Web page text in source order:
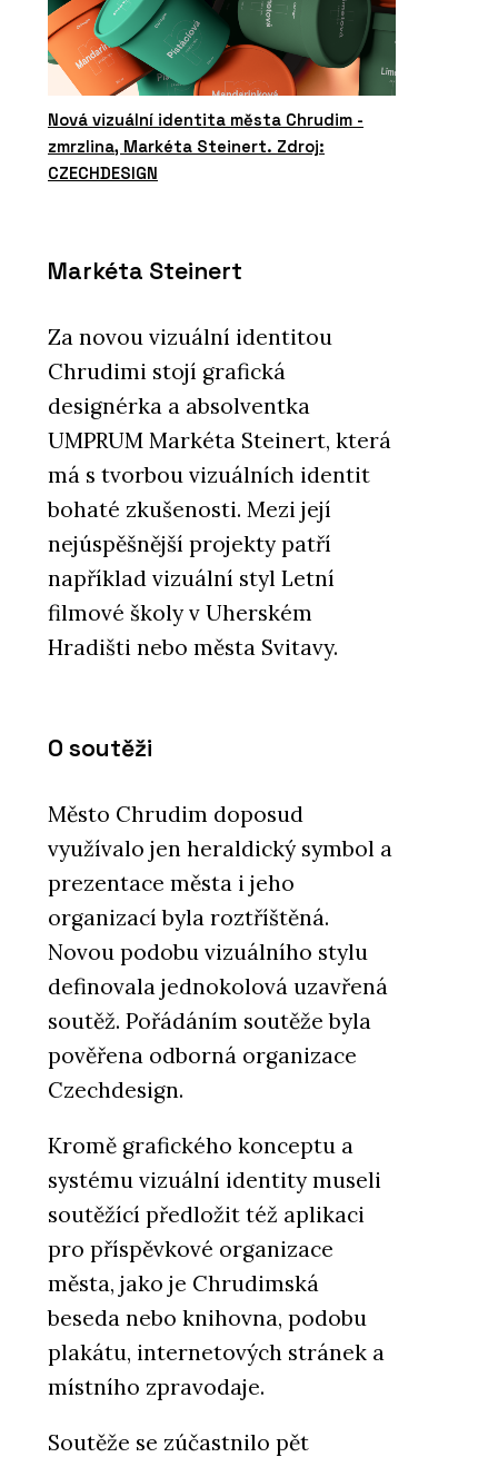
Nová vizuální identita města Chrudim -
zmrzlina, Markéta Steinert. Zdroj:
CZECHDESIGN
Markéta Steinert
Za novou vizuální identitou
Chrudimi stojí grafická
designérka a absolventka
UMPRUM Markéta Steinert, která
má s tvorbou vizuálních identit
bohaté zkušenosti. Mezi její
nejúspěšnější projekty patří
například vizuální styl Letní
filmové školy v Uherském
Hradišti nebo města Svitavy.
O soutěži
Město Chrudim doposud
využívalo jen heraldický symbol a
prezentace města i jeho
organizací byla roztříštěná.
Novou podobu vizuálního stylu
definovala jednokolová uzavřená
soutěž. Pořádáním soutěže byla
pověřena odborná organizace
Czechdesign.
Kromě grafického konceptu a
systému vizuální identity museli
soutěžící předložit též aplikaci
pro příspěvkové organizace
města, jako je Chrudimská
beseda nebo knihovna, podobu
plakátu, internetových stránek a
místního zpravodaje.
Soutěže se zúčastnilo pět